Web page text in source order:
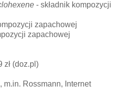
- składnik kompozycji
zapachowej
zapachowej
zł (doz.pl)
m.in. Rossmann, Internet